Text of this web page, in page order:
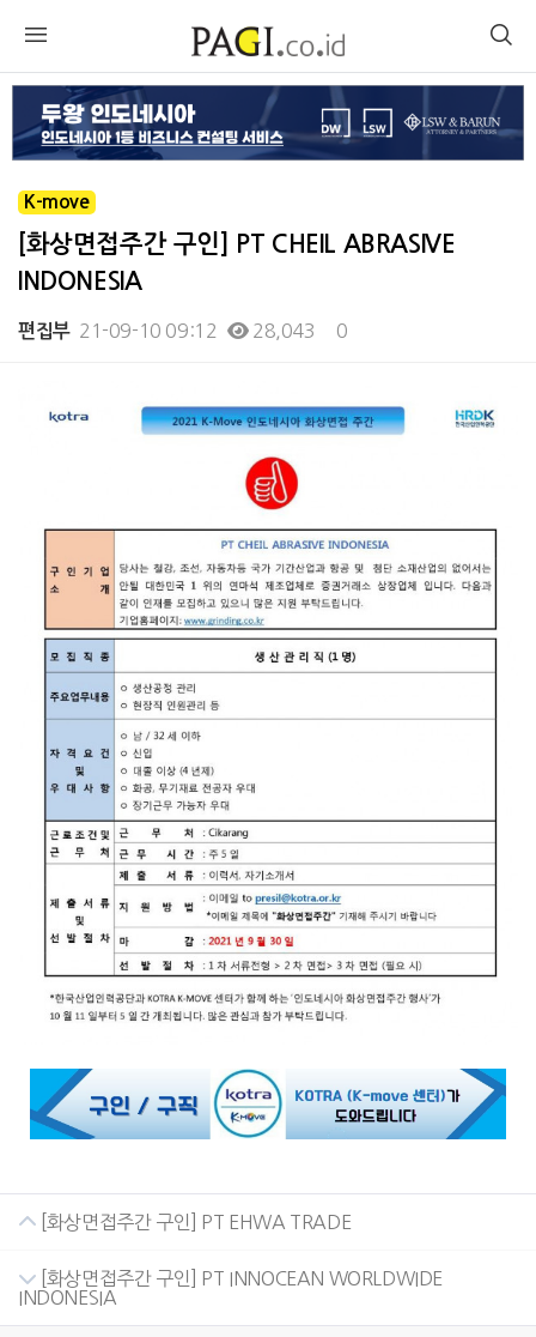
K-move
[화상면접주간 구인] PT CHEIL ABRASIVE
INDONESIA
편집부 21-09-10 09:12 28,043 0
[화상면접주간 구인] PT EHWA TRADE
[화상면접주간 구인] PT INNOCEAN WORLDWIDE
INDONESIA